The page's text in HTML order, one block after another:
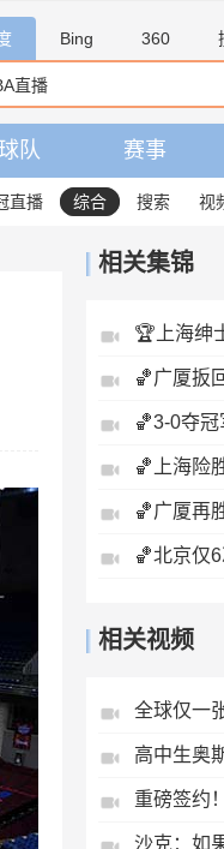
Bing 360
球队 赛事
直播 综合 搜索 视
相关集锦
相关视频
全球仅一